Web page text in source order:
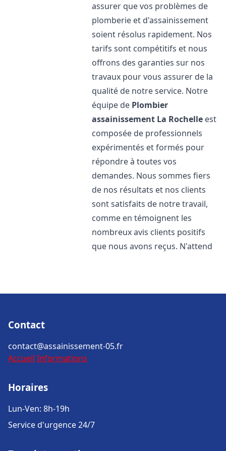
assurer que vos problèmes de
plomberie et d'assainissement
soient résolus rapidement. Nos
tarifs sont compétitifs et nous
offrons des garanties sur nos
travaux pour vous assurer de la
qualité de notre service. Notre
équipe de Plombier
assainissement La Rochelle est
composée de professionnels
expérimentés et formés pour
répondre à toutes vos
demandes. Nous sommes fiers
de nos résultats et nos clients
sont satisfaits de notre travail,
comme en témoignent les
nombreux avis clients positifs
que nous avons reçus. N'attend
Contact
contact@assainissement-05.fr
Accueil Informations
Horaires
Lun-Ven: 8h-19h
Service d'urgence 24/7